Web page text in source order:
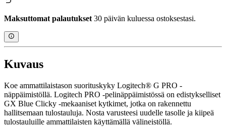
Maksuttomat palautukset 30 päivän kuluessa ostoksestasi.
Kuvaus
Koe ammattilaistason suorituskyky Logitech® G PRO -
näppäimistöllä. Logitech PRO -pelinäppäimistössä on edistykselliset
GX Blue Clicky -mekaaniset kytkimet, jotka on rakennettu
hallitsemaan tulostauluja. Nosta varusteesi uudelle tasolle ja kiipeä
tulostauluille ammattilaisten käyttämällä välineistöllä.